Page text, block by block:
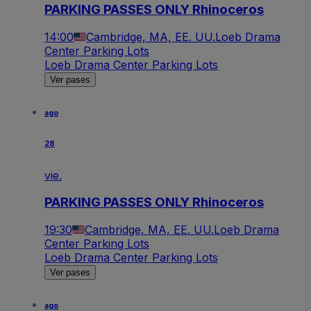
PARKING PASSES ONLY Rhinoceros
14:00 Cambridge, MA, EE. UU.Loeb Drama
Center Parking Lots
Loeb Drama Center Parking Lots
Ver pases
ago
28
vie.
PARKING PASSES ONLY Rhinoceros
19:30 Cambridge, MA, EE. UU.Loeb Drama
Center Parking Lots
Loeb Drama Center Parking Lots
Ver pases
ago